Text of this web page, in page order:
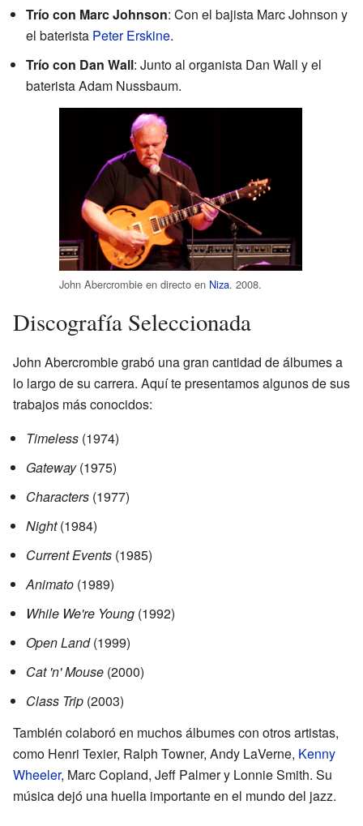
Trío con Marc Johnson: Con el bajista Marc Johnson y
el baterista Peter Erskine.
Trío con Dan Wall: Junto al organista Dan Wall y el
baterista Adam Nussbaum.
John Abercrombie en directo en Niza. 2008.
Discografía Seleccionada
John Abercrombie grabó una gran cantidad de álbumes a
lo largo de su carrera. Aquí te presentamos algunos de sus
trabajos más conocidos:
Timeless (1974)
Gateway(1975)
Characters (1977)
Night(1984)
Current Events (1985)
Animato (1989)
While We're Young (1992)
Open Land(1999)
Cat 'n' Mouse (2000)
Class Trip (2003)
También colaboró en muchos álbumes con otros artistas,
como Henri Texier, Ralph Towner, Andy LaVerne, Kenny
Wheeler, Marc Copland, Jeff Palmer y Lonnie Smith. Su
música dejó una huella importante en el mundo del jazz.